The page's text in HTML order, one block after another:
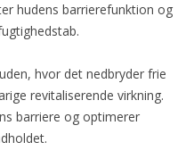
hudens barrierefunktion og
hvor det nedbryder frie
revitaliserende virkning.
barriere og optimerer